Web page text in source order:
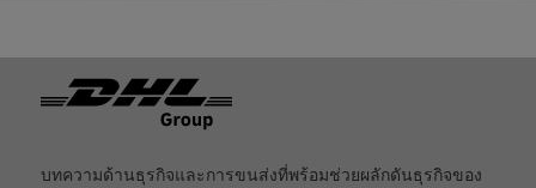
ท้ายกระดาษ
บทความด้านธุรกิจและการขนส่งที่พร้อมช่วยผลักดันธุรกิจของ